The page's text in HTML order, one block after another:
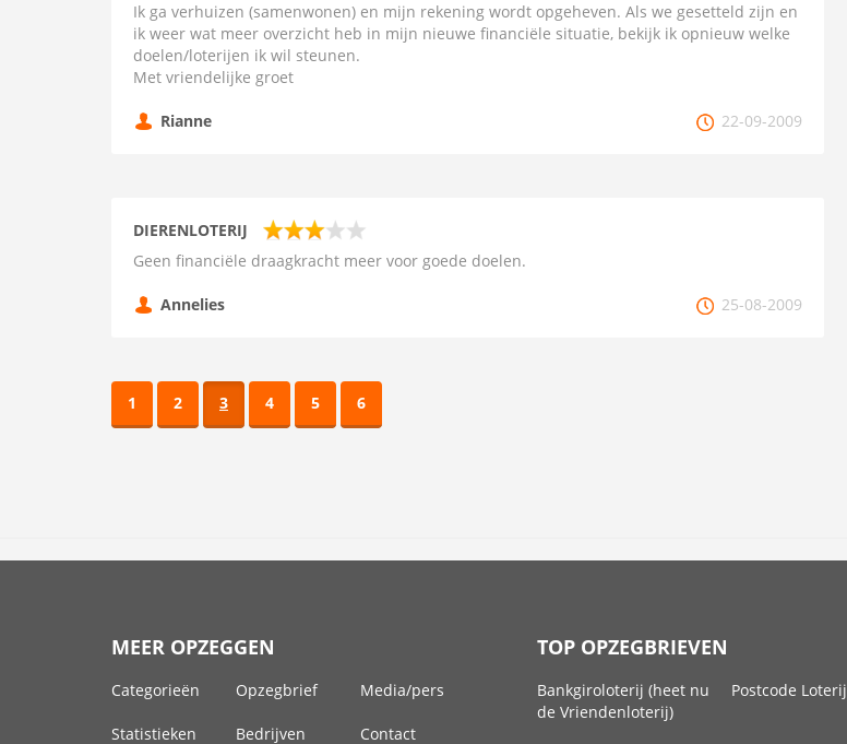
Ik ga verhuizen (samenwonen) en mijn rekening wordt opgeheven. Als we gesetteld zijn en
ik weer wat meer overzicht heb in mijn nieuwe financiële situatie, bekijk ik opnieuw welke
doelen/loterijen ik wil steunen.
Met vriendelijke groet
Rianne 22-09-2009
DIERENLOTERIJ
Geen financiële draagkracht meer voor goede doelen.
Annelies 25-08-2009
1 2 3 4 5 6
MEER OPZEGGEN
Categorieën Opzegbrief Media/pers
Statistieken Bedrijven Contact
TOP OPZEGBRIEVEN
Bankgiroloterij (heet nu
de Vriendenloterij)
Postcode Loterij